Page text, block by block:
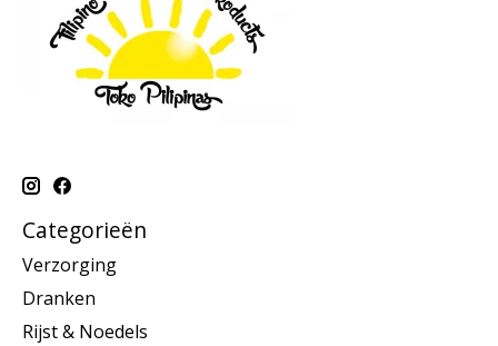
Categorieën
Verzorging
Dranken
Rijst & Noedels